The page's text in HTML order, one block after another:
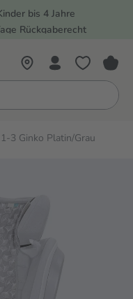
bis 4 Jahre
Rückgaberecht
3 Ginko Platin/Grau